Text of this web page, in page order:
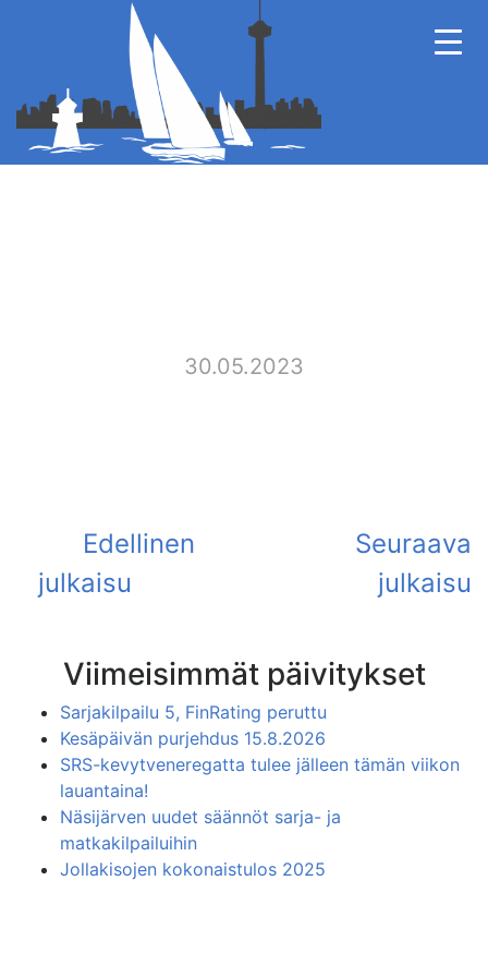
30.05.2023
Viimeisimmät päivitykset
Sarjakilpailu 5, FinRating peruttu
Kesäpäivän purjehdus 15.8.2026
SRS-kevytveneregatta tulee jälleen tämän viikon
lauantaina!
Näsijärven uudet säännöt sarja- ja
matkakilpailuihin
Jollakisojen kokonaistulos 2025